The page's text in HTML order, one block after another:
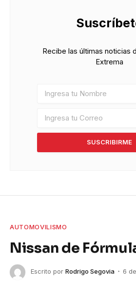
Recibe las últimas noticias
Extrema
SUSCRIBIRME
AUTOMOVILISMO
Nissan de
Escrito por Rodrigo Segovia
6